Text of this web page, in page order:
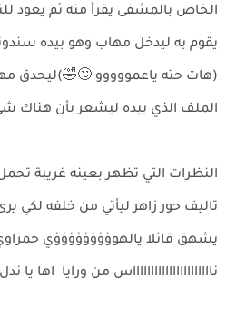
الخاص بالمشفى يقرأ منه ثم يعود
يقوم به ليدخل مهاب وهو بيده
(هات حته ياعمووووو 🙄🤣)ليحدق
الملف الذي بيده ليشعر بأن هناك
النظرات التي تظهر بعينه غريبة
تاليف حور زاهر ليأتي من خلفه لكي
يشهق قائلا يالهوؤؤؤؤؤؤؤؤي
نااااااااااااااااااااااس من ورايا اها